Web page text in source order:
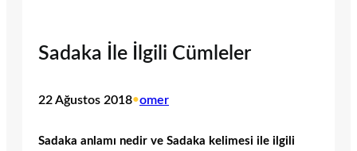
Sadaka İle İlgili Cümleler
22 Ağustos 2018•omer
Sadaka anlamı nedir ve Sadaka kelimesi ile ilgili